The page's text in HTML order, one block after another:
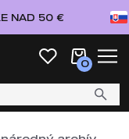
NAD 50 €
0